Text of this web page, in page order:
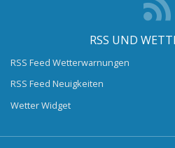
RSS UND
RSS Feed Wetterwarnungen
RSS Feed Neuigkeiten
Wetter Widget